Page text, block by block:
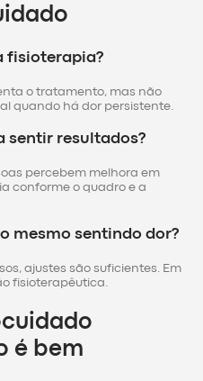
fisioterapia?
o tratamento, mas não
quando há dor persistente.
sentir resultados?
percebem melhora em
conforme o quadro e a
mesmo sentindo dor?
ajustes são suficientes. Em
fisioterapêutica.
é bem